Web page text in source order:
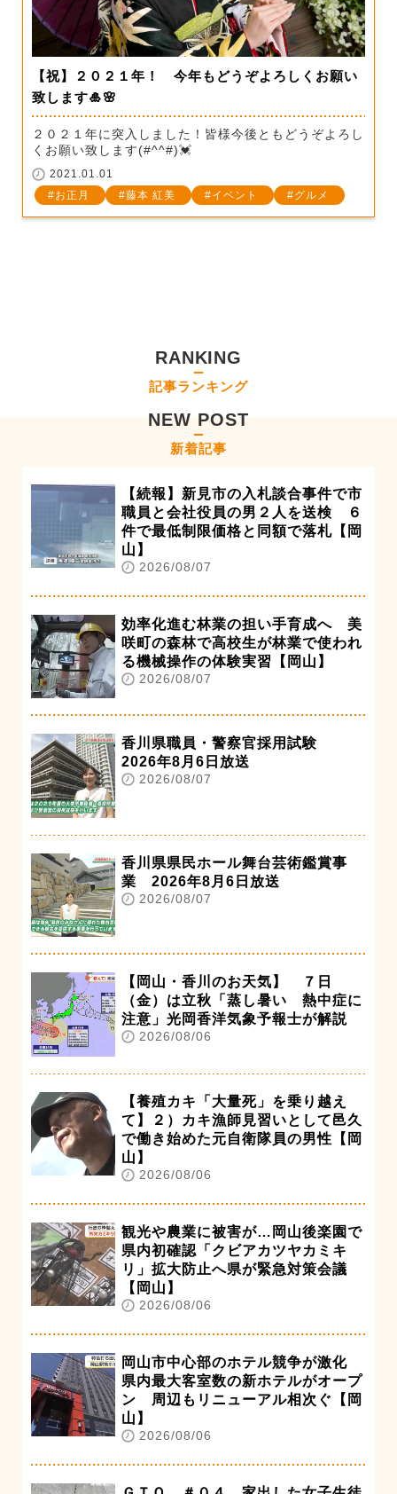
【祝】２０２１年！ 今年もどうぞよろしくお願い
致します🎍🌸
２０２１年に突入しました！皆様今後ともどうぞよろし
くお願い致します(#^^#)💓
2021.01.01
お正月
藤本 紅美 イベント グルメ
RANKING
記事ランキング
NEW POST
新着記事
【続報】新見市の入札談合事件で市
職員と会社役員の男２人を送検 ６
件で最低制限価格と同額で落札【岡
山】
2026/08/07
効率化進む林業の担い手育成へ 美
咲町の森林で高校生が林業で使われ
る機械操作の体験実習【岡山】
2026/08/07
香川県職員・警察官採用試験
2026年8月6日放送
2026/08/07
香川県県民ホール舞台芸術鑑賞事
業 2026年8月6日放送
2026/08/07
【岡山・香川のお天気】 ７日
（金）は立秋「蒸し暑い 熱中症に
注意」光岡香洋気象予報士が解説
2026/08/06
【養殖カキ「大量死」を乗り越え
て】２）カキ漁師見習いとして邑久
で働き始めた元自衛隊員の男性【岡
山】
2026/08/06
観光や農業に被害が…岡山後楽園で
県内初確認「クビアカツヤカミキ
リ」拡大防止へ県が緊急対策会議
【岡山】
2026/08/06
岡山市中心部のホテル競争が激化
県内最大客室数の新ホテルがオープ
ン 周辺もリニューアル相次ぐ【岡
山】
2026/08/06